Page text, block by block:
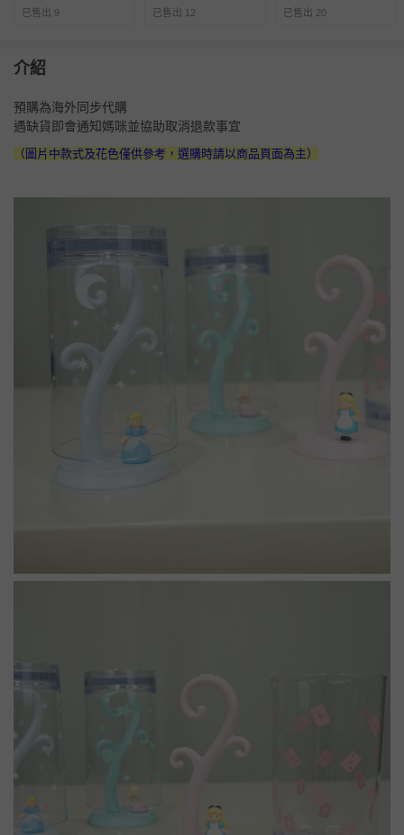
已售出 9 已售出 12 已售出 20
介紹
預購為海外同步代購
遇缺貨即會通知媽咪並協助取消退款事宜
（圖片中款式及花色僅供參考，選購時請以商品頁面為主）